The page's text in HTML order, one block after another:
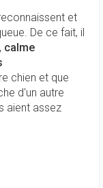
et
De ce fait, il
calme
chien et que
d'un autre
aient assez